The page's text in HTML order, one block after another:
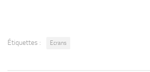
Étiquettes : Ecrans